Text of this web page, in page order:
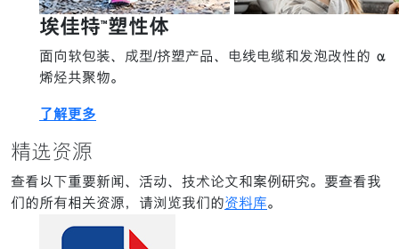
埃佳特™塑性体
面向软包装、成型/挤塑产品、电线电缆和发泡改性的 α
烯烃共聚物。
了解更多
精选资源
查看以下重要新闻、活动、技术论文和案例研究。要查看我
们的所有相关资源，请浏览我们的资料库。